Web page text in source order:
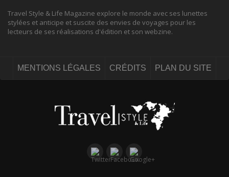
Travel Style & Life Magazine explore le monde avec ses lunettes
stylées et anticipe et suscite des envies de voyages pour les
lecteurs de ses réalisations d'édition et son webzine.
MENTIONS LÉGALES CRÉDITS PLAN DU SITE